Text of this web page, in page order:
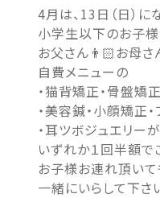
4月は、13日（日）に
小学生以下のお子
お父さん👨🏻お母さ
自費メニューの
・猫背矯正・骨盤矯
・美容鍼・小顔矯正・
・耳ツボジュエリーが
いずれか１回半額で
お子様お連れ頂いて
一緒にいらして下さ